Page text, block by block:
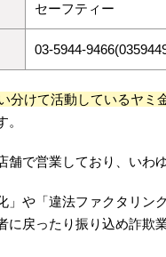
セーフティー
03-5944-
分けて活動しているヤミ
舗で営業しており、いわ
」や「違法ファクタリン
に戻ったり振り込め詐欺